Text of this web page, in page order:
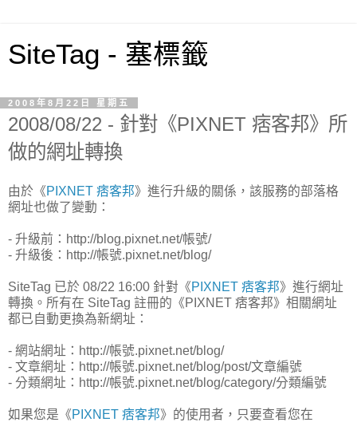
SiteTag - 塞標籤
2008年8月22日 星期五
2008/08/22 - 針對《PIXNET 痞客邦》所
做的網址轉換
由於《PIXNET 痞客邦》進行升級的關係，該服務的部落格
網址也做了變動：
- 升級前：http://blog.pixnet.net/帳號/
- 升級後：http://帳號.pixnet.net/blog/
SiteTag 已於 08/22 16:00 針對《PIXNET 痞客邦》進行網址
轉換。所有在 SiteTag 註冊的《PIXNET 痞客邦》相關網址
都已自動更換為新網址：
- 網站網址：http://帳號.pixnet.net/blog/
- 文章網址：http://帳號.pixnet.net/blog/post/文章編號
- 分類網址：http://帳號.pixnet.net/blog/category/分類編號
如果您是《PIXNET 痞客邦》的使用者，只要查看您在